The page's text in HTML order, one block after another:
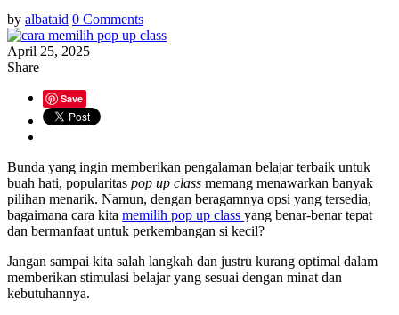
by albataid 0 Comments
April 25, 2025
Share
Save
Bunda yang ingin memberikan pengalaman belajar terbaik untuk
buah hati, popularitas pop up class memang menawarkan banyak
pilihan menarik. Namun, dengan beragamnya opsi yang tersedia,
bagaimana cara kita memilih pop up class yang benar-benar tepat
dan bermanfaat untuk perkembangan si kecil?
Jangan sampai kita salah langkah dan justru kurang optimal dalam
memberikan stimulasi belajar yang sesuai dengan minat dan
kebutuhannya.